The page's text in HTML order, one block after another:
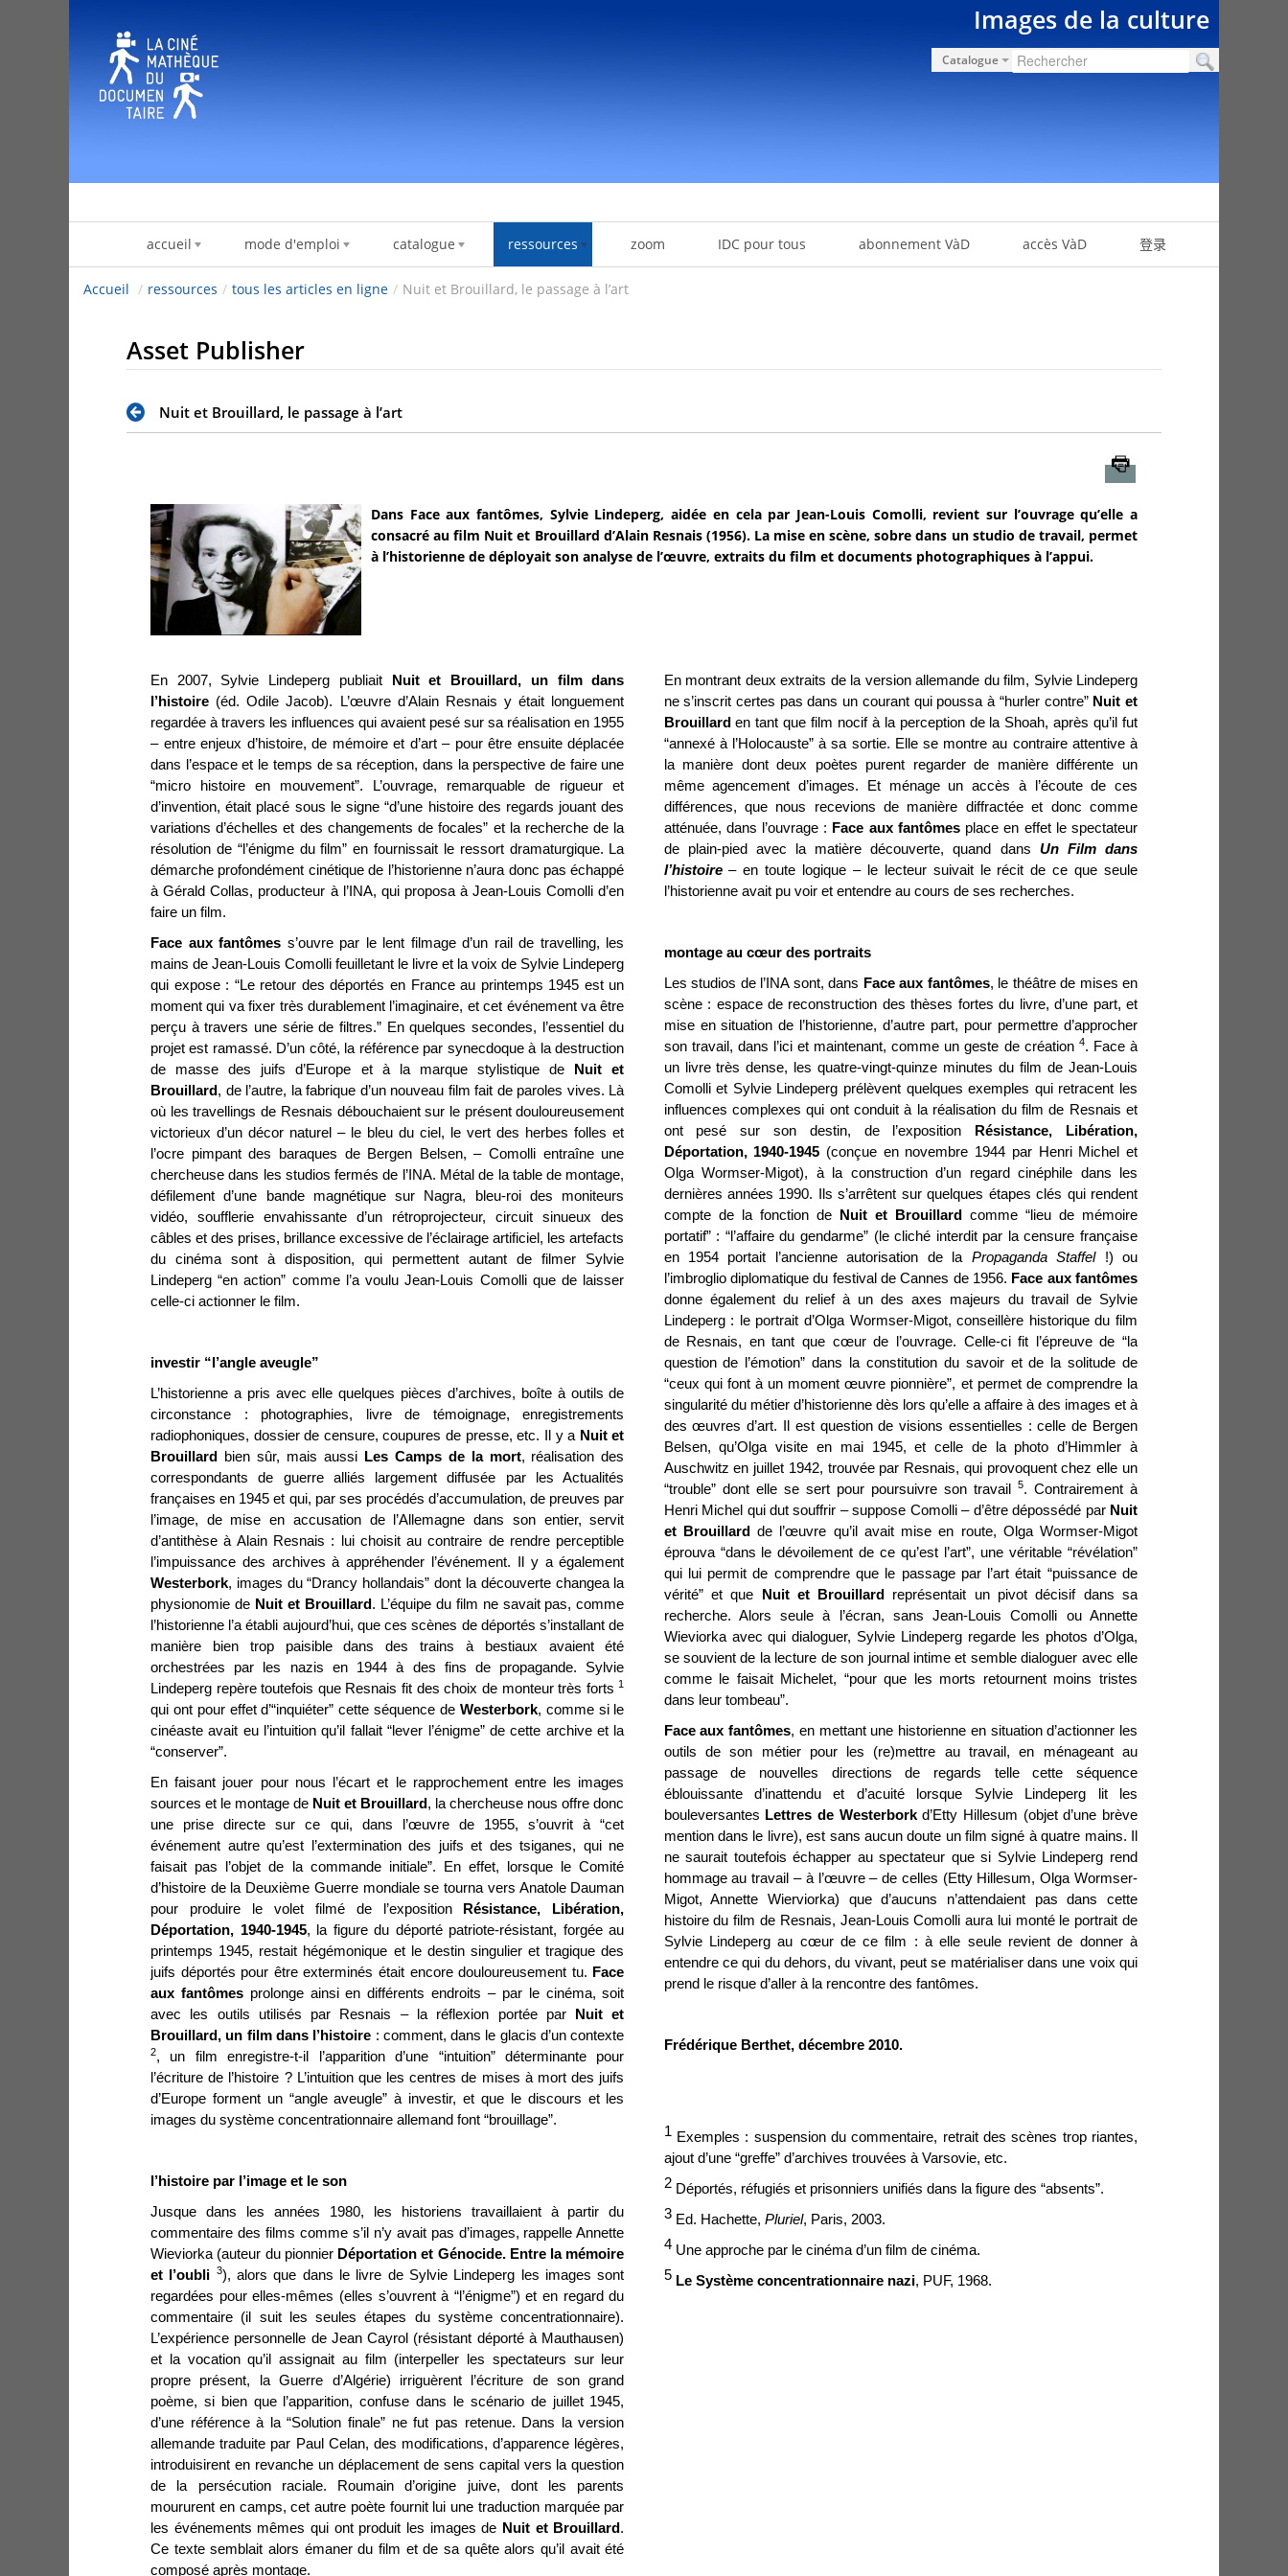
Images de la culture
Catalogue
accueil mode d'emploi catalogue ressources zoom IDC pour tous abonnement VàD accès VàD 登录
Accueil / ressources / tous les articles en ligne / Nuit et Brouillard, le passage à l’art
Asset Publisher
Nuit et Brouillard, le passage à l’art
Dans Face aux fantômes, Sylvie Lindeperg, aidée en cela par Jean-Louis Comolli, revient sur l’ouvrage qu’elle a
consacré au film Nuit et Brouillard d’Alain Resnais (1956). La mise en scène, sobre dans un studio de travail, permet
à l’historienne de déployait son analyse de l’œuvre, extraits du film et documents photographiques à l’appui.
En 2007, Sylvie Lindeperg publiait
Nuit et Brouillard, un film dans
l’histoire (éd. Odile Jacob). L’œuvre d’Alain Resnais y était longuement
regardée à travers les influences qui avaient pesé sur sa réalisation en 1955
– entre enjeux d’histoire, de mémoire et d’art – pour être ensuite déplacée
dans l’espace et le temps de sa réception, dans la perspective de faire une
“micro histoire en mouvement”. L’ouvrage, remarquable de rigueur et
d’invention, était placé sous le signe “d’une histoire des regards jouant des
variations d’échelles et des changements de focales” et la recherche de la
résolution de “l’énigme du film” en fournissait le ressort dramaturgique. La
démarche profondément cinétique de l’historienne n’aura donc pas échappé
à Gérald Collas, producteur à l’INA, qui proposa à Jean-Louis Comolli d’en
faire un film.
Face aux fantômes s’ouvre par le lent filmage d’un rail de travelling, les
mains de Jean-Louis Comolli feuilletant le livre et la voix de Sylvie Lindeperg
qui expose : “Le retour des déportés en France au printemps 1945 est un
moment qui va fixer très durablement l’imaginaire, et cet événement va être
perçu à travers une série de filtres.” En quelques secondes, l’essentiel du
projet est ramassé. D’un côté, la référence par synecdoque à la destruction
de masse des juifs d’Europe et à la marque stylistique de
Nuit et
Brouillard , de l’autre, la fabrique d’un nouveau film fait de paroles vives. Là
où les travellings de Resnais débouchaient sur le présent douloureusement
victorieux d’un décor naturel – le bleu du ciel, le vert des herbes folles et
l’ocre pimpant des baraques de Bergen Belsen, – Comolli entraîne une
chercheuse dans les studios fermés de l’INA. Métal de la table de montage,
défilement d’une bande magnétique sur Nagra, bleu-roi des moniteurs
vidéo, soufflerie envahissante d’un rétroprojecteur, circuit sinueux des
câbles et des prises, brillance excessive de l’éclairage artificiel, les artefacts
du cinéma sont à disposition, qui permettent autant de filmer Sylvie
Lindeperg “en action” comme l’a voulu Jean-Louis Comolli que de laisser
celle-ci actionner le film.
investir “l’angle aveugle”
L’historienne a pris avec elle quelques pièces d’archives, boîte à outils de
circonstance : photographies, livre de témoignage, enregistrements
radiophoniques, dossier de censure, coupures de presse, etc. Il y a Nuit et
Brouillard
bien sûr, mais aussi Les Camps de la mort, réalisation des
correspondants de guerre alliés largement diffusée par les Actualités
françaises en 1945 et qui, par ses procédés d’accumulation, de preuves par
l’image, de mise en accusation de l’Allemagne dans son entier, servit
d’antithèse à Alain Resnais : lui choisit au contraire de rendre perceptible
l’impuissance des archives à appréhender l’événement. Il y a également
Westerbork, images du “Drancy hollandais” dont la découverte changea la
physionomie de Nuit et Brouillard . L’équipe du film ne savait pas, comme
l’historienne l’a établi aujourd’hui, que ces scènes de déportés s’installant de
manière bien trop paisible dans des trains à bestiaux avaient été
orchestrées par les nazis en 1944 à des fins de propagande. Sylvie
Lindeperg repère toutefois que Resnais fit des choix de monteur très forts1
qui ont pour effet d’“inquiéter” cette séquence de Westerbork, comme si le
cinéaste avait eu l’intuition qu’il fallait “lever l’énigme” de cette archive et la
“conserver”.
En faisant jouer pour nous l’écart et le rapprochement entre les images
sources et le montage de Nuit et Brouillard , la chercheuse nous offre donc
une prise directe sur ce qui, dans l’œuvre de 1955, s’ouvrit à “cet
événement autre qu’est l’extermination des juifs et des tsiganes, qui ne
faisait pas l’objet de la commande initiale”. En effet, lorsque le Comité
d’histoire de la Deuxième Guerre mondiale se tourna vers Anatole Dauman
pour produire le volet filmé de l’exposition
Résistance, Libération,
Déportation, 1940-1945, la figure du déporté patriote-résistant, forgée au
printemps 1945, restait hégémonique et le destin singulier et tragique des
juifs déportés pour être exterminés était encore douloureusement tu. Face
aux fantômesprolonge ainsi en différents endroits – par le cinéma, soit
avec les outils utilisés par Resnais – la réflexion portée par
Nuit et
Brouillard, un film dans l’histoire : comment, dans le glacis d’un contexte
2, un film enregistre-t-il l’apparition d’une “intuition” déterminante pour
l’écriture de l’histoire ? L’intuition que les centres de mises à mort des juifs
d’Europe forment un “angle aveugle” à investir, et que le discours et les
images du système concentrationnaire allemand font “brouillage”.
l’histoire par l’image et le son
Jusque dans les années 1980, les historiens travaillaient à partir du
commentaire des films comme s’il n’y avait pas d’images, rappelle Annette
Wieviorka (auteur du pionnier Déportation et Génocide. Entre la mémoire
et l’oubli 3), alors que dans le livre de Sylvie Lindeperg les images sont
regardées pour elles-mêmes (elles s’ouvrent à “l’énigme”) et en regard du
commentaire (il suit les seules étapes du système concentrationnaire).
L’expérience personnelle de Jean Cayrol (résistant déporté à Mauthausen)
et la vocation qu’il assignait au film (interpeller les spectateurs sur leur
propre présent, la Guerre d’Algérie) irriguèrent l’écriture de son grand
poème, si bien que l’apparition, confuse dans le scénario de juillet 1945,
d’une référence à la “Solution finale” ne fut pas retenue. Dans la version
allemande traduite par Paul Celan, des modifications, d’apparence légères,
introduisirent en revanche un déplacement de sens capital vers la question
de la persécution raciale. Roumain d’origine juive, dont les parents
moururent en camps, cet autre poète fournit lui une traduction marquée par
les événements mêmes qui ont produit les images de Nuit et Brouillard .
Ce texte semblait alors émaner du film et de sa quête alors qu’il avait été
composé après montage.
En montrant deux extraits de la version allemande du film, Sylvie Lindeperg
ne s’inscrit certes pas dans un courant qui poussa à “hurler contre” Nuit et
Brouillard en tant que film nocif à la perception de la Shoah, après qu’il fut
“annexé à l’Holocauste” à sa sortie. Elle se montre au contraire attentive à
la manière dont deux poètes purent regarder de manière différente un
même agencement d’images. Et ménage un accès à l’écoute de ces
différences, que nous recevions de manière diffractée et donc comme
atténuée, dans l’ouvrage : Face aux fantômesplace en effet le spectateur
de plain-pied avec la matière découverte, quand dans Un Film dans
l’histoire– en toute logique – le lecteur suivait le récit de ce que seule
l’historienne avait pu voir et entendre au cours de ses recherches.
montage au cœur des portraits
Les studios de l’INA sont, dans Face aux fantômes, le théâtre de mises en
scène : espace de reconstruction des thèses fortes du livre, d’une part, et
mise en situation de l’historienne, d’autre part, pour permettre d’approcher
son travail, dans l’ici et maintenant, comme un geste de création 4. Face à
un livre très dense, les quatre-vingt-quinze minutes du film de Jean-Louis
Comolli et Sylvie Lindeperg prélèvent quelques exemples qui retracent les
influences complexes qui ont conduit à la réalisation du film de Resnais et
ont pesé sur son destin, de l’exposition
Résistance, Libération,
Déportation, 1940-1945 (conçue en novembre 1944 par Henri Michel et
Olga Wormser-Migot), à la construction d’un regard cinéphile dans les
dernières années 1990. Ils s’arrêtent sur quelques étapes clés qui rendent
compte de la fonction de
Nuit et Brouillard
comme “lieu de mémoire
portatif” : “l’affaire du gendarme” (le cliché interdit par la censure française
en 1954 portait l’ancienne autorisation de la Propaganda Staffel!) ou
l’imbroglio diplomatique du festival de Cannes de 1956. Face aux fantômes
donne également du relief à un des axes majeurs du travail de Sylvie
Lindeperg : le portrait d’Olga Wormser-Migot, conseillère historique du film
de Resnais, en tant que cœur de l’ouvrage. Celle-ci fit l’épreuve de “la
question de l’émotion” dans la constitution du savoir et de la solitude de
“ceux qui font à un moment œuvre pionnière”, et permet de comprendre la
singularité du métier d’historienne dès lors qu’elle a affaire à des images et à
des œuvres d’art. Il est question de visions essentielles : celle de Bergen
Belsen, qu’Olga visite en mai 1945, et celle de la photo d’Himmler à
Auschwitz en juillet 1942, trouvée par Resnais, qui provoquent chez elle un
“trouble” dont elle se sert pour poursuivre son travail
5. Contrairement à
Henri Michel qui dut souffrir – suppose Comolli – d’être dépossédé par Nuit
et Brouillard
de l’œuvre qu’il avait mise en route, Olga Wormser-Migot
éprouva “dans le dévoilement de ce qu’est l’art”, une véritable “révélation”
qui lui permit de comprendre que le passage par l’art était “puissance de
vérité” et que
Nuit et Brouillard représentait un pivot décisif dans sa
recherche. Alors seule à l’écran, sans Jean-Louis Comolli ou Annette
Wieviorka avec qui dialoguer, Sylvie Lindeperg regarde les photos d’Olga,
se souvient de la lecture de son journal intime et semble dialoguer avec elle
comme le faisait Michelet, “pour que les morts retournent moins tristes
dans leur tombeau”.
Face aux fantômes, en mettant une historienne en situation d’actionner les
outils de son métier pour les (re)mettre au travail, en ménageant au
passage de nouvelles directions de regards telle cette séquence
éblouissante d’inattendu et d’acuité lorsque Sylvie Lindeperg lit les
bouleversantes Lettres de Westerborkd’Etty Hillesum (objet d’une brève
mention dans le livre), est sans aucun doute un film signé à quatre mains. Il
ne saurait toutefois échapper au spectateur que si Sylvie Lindeperg rend
hommage au travail – à l’œuvre – de celles (Etty Hillesum, Olga Wormser-
Migot, Annette Wierviorka) que d’aucuns n’attendaient pas dans cette
histoire du film de Resnais, Jean-Louis Comolli aura lui monté le portrait de
Sylvie Lindeperg au cœur de ce film : à elle seule revient de donner à
entendre ce qui du dehors, du vivant, peut se matérialiser dans une voix qui
prend le risque d’aller à la rencontre des fantômes.
Frédérique Berthet, décembre 2010.
1 Exemples : suspension du commentaire, retrait des scènes trop riantes,
ajout d’une “greffe” d’archives trouvées à Varsovie, etc.
2 Déportés, réfugiés et prisonniers unifiés dans la figure des “absents”.
3 Ed. Hachette, Pluriel, Paris, 2003.
4 Une approche par le cinéma d’un film de cinéma.
5 Le Système concentrationnaire nazi, PUF, 1968.